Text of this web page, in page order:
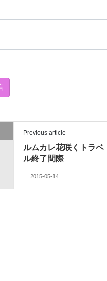
Previous article
ルムカレ花咲くトラベ
ル終了間際
2015-05-14